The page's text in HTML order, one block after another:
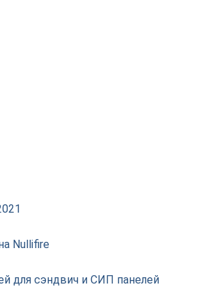
Nullifire
для сэндвич и СИП панелей